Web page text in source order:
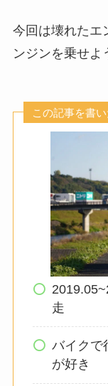
今回は壊れたエ
ンジンを乗せよ
この記事を書い
走
バイクで
が好き